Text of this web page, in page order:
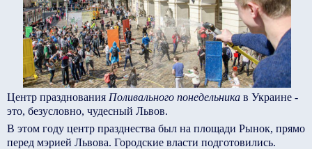
Центр празднования Поливального понедельника в Украине -
это, безусловно, чудесный Львов.
В этом году центр празднества был на площади Рынок, прямо
перед мэрией Львова. Городские власти подготовились.